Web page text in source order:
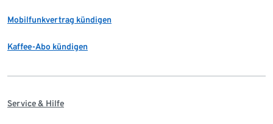
Mobilfunkvertrag kündigen
Kaffee-Abo kündigen
Service & Hilfe